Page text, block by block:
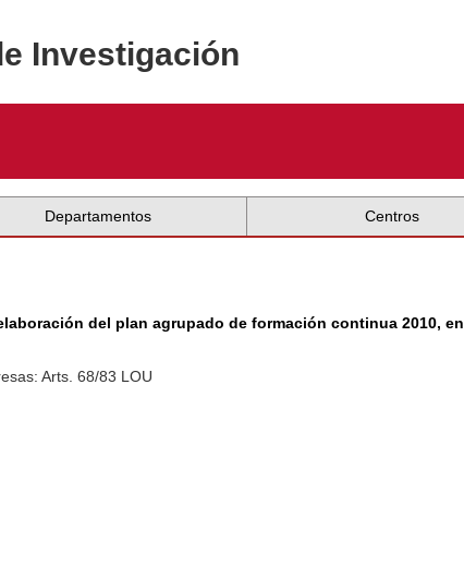
Investigación
Departamentos Centros
del plan agrupado de formación continua 2010,
Arts. 68/83 LOU